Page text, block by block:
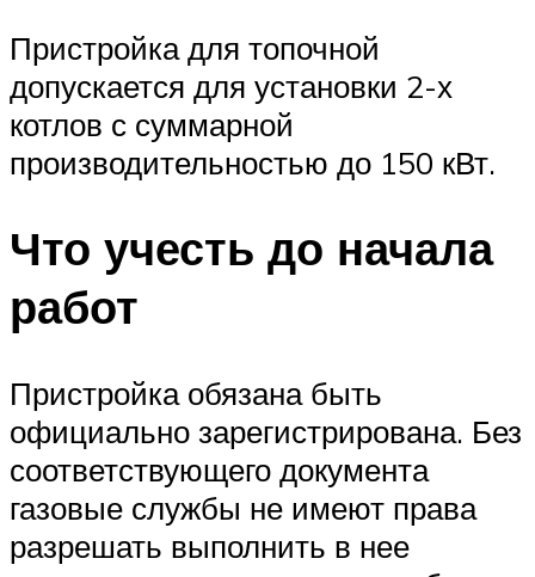
Пристройка для топочной
допускается для установки 2-х
котлов с суммарной
производительностью до 150 кВт.
Что учесть до начала
работ
Пристройка обязана быть
официально зарегистрирована. Без
соответствующего документа
газовые службы не имеют права
разрешать выполнить в нее